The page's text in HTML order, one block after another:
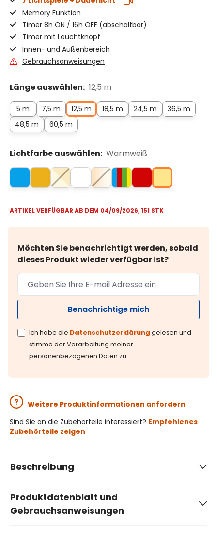
Memory Funktion
Timer 8h ON / 16h OFF (abschaltbar)
Timer mit Leuchtknopf
Innen- und Außenbereich
Gebrauchsanweisungen
Länge auswählen: 12,5 m
5 m 7,5 m 12,5 m 18,5 m 24,5 m
36,5 m
48,5 m
60,5 m
Lichtfarbe auswählen: Warmweiß
ARTIKEL VERFÜGBAR AB DEM 04/09/2026, 151 STK
Möchten Sie benachrichtigt werden, sobald
dieses Produkt wieder verfügbar ist?
Benachrichtige mich
Ich habe die Datenschutzerklärung gelesen und
stimme der Verarbeitung meiner
personenbezogenen Daten zu
Weitere Produktinformationen anfordern
Sind Sie an die Zubehörteile interessiert? Empfohlenes
Zubehörteile zeigen
Beschreibung
Produktdatenblatt und
Gebrauchsanweisungen